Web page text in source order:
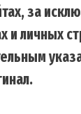
за
и личных